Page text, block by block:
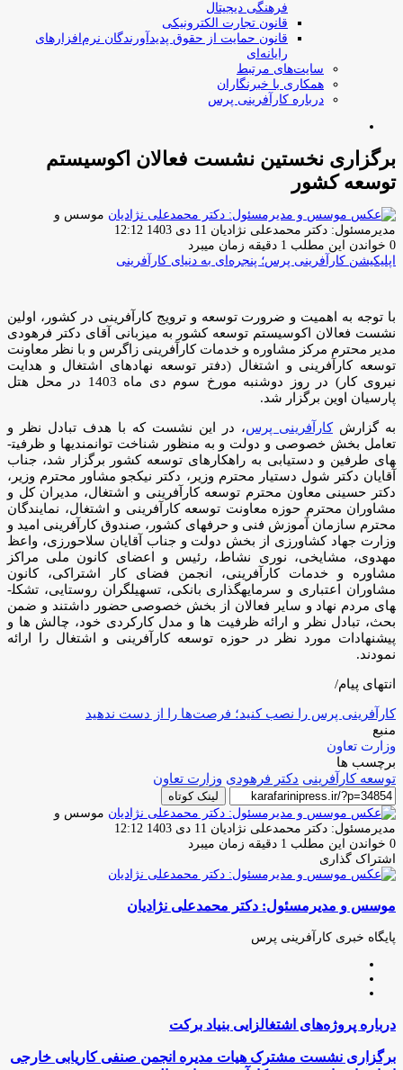
فرهنگی دیجیتال
قانون تجارت الکترونیکی
قانون حمایت از حقوق پدیدآورندگان نرم‌افزارهای
رایانه‌ای
سایت‌های مرتبط
همکاری با خبرنگاران
درباره کارآفرینی پرس
برگزاری نخستین نشست فعالان اکوسیستم
توسعه کشور
موسس و
مدیرمسئول: دکتر محمدعلی نژادیان ارسال
ایمیل
11 دی 1403 12:12
0 خواندن این مطلب 1 دقیقه زمان میبرد
اپلیکیشن کارآفرینی پرس؛ پنجره‌ای به دنیای کارآفرینی
با توجه به اهمیت و ضرورت توسعه و ترویج کارآفرینی در کشور، اولین
نشست فعالان اکوسیستم توسعه کشور به میزبانی آقای دکتر فرهودی
مدیر محترم مرکز مشاوره و خدمات کارآفرینی زاگرس و با نظر معاونت
توسعه کارآفرینی و اشتغال (دفتر توسعه نهادهای اشتغال و هدایت
نیروی کار) در روز دوشنبه مورخ سوم دی ماه 1403 در محل هتل
پارسیان اوین برگزار شد.
به گزارشکارآفرینی پرس، در این نشست که با هدف تبادل نظر و
تعامل بخش خصوصی و دولت و به منظور شناخت توانمندی­ها و ظرفیت­
های طرفین و دستیابی به راهکارهای توسعه کشور برگزار شد، جناب
آقایان دکتر شول دستیار محترم وزیر، دکتر نیکجو مشاور محترم وزیر،
دکتر حسینی معاون محترم توسعه کارآفرینی و اشتغال، مدیران کل و
مشاوران محترم حوزه معاونت توسعه کارآفرینی و اشتغال، نمایندگان
محترم سازمان آموزش فنی و حرفه­ای کشور، صندوق کارآفرینی امید و
وزارت جهاد کشاورزی از بخش دولت و جناب آقایان سلاح­ورزی، واعظ
مهدوی، مشایخی، نوری نشاط، رئیس و اعضای کانون ملی مراکز
مشاوره و خدمات کارآفرینی، انجمن فضای کار اشتراکی، کانون
مشاوران اعتباری و سرمایه­گذاری بانکی، تسهیلگران روستایی، تشکل­
های مردم­ نهاد و سایر فعالان از بخش خصوصی حضور داشتند و ضمن
بحث، تبادل نظر و ارائه ظرفیت­ ها و مدل کارکردی خود، چالش­ ها و
پیشنهادات مورد نظر در حوزه توسعه کارآفرینی و اشتغال را ارائه
نمودند.
انتهای پیام/
کارآفرینی پرس را نصب کنید؛ فرصت‌ها را از دست ندهید
منبع
وزارت تعاون
برچسب ها
توسعه کارآفرینی دکتر فرهودی وزارت تعاون
لینک کوتاه
موسس و
مدیرمسئول: دکتر محمدعلی نژادیان ارسال
ایمیل
11 دی 1403 12:12
0 خواندن این مطلب 1 دقیقه زمان میبرد
اشتراک گذاری
فیس
توئیتر
لینکدین
واتس
تلگرام
اشتراک
از
ایمیل
چاپ
موسس و مدیرمسئول: دکتر محمدعلی نژادیان
پایگاه خبری کارآفرینی پرس
درباره
پروژه‌های
اشتغالزایی
درباره پروژه‌های اشتغالزایی بنیاد برکت
برگزاری
برگزاری نشست مشترک هیات مدیره انجمن صنفی کاریابی خارجی